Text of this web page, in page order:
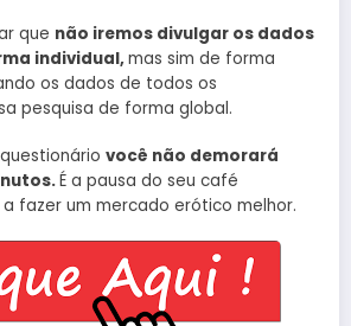
que não iremos divulgar os dados
individual,mas sim de forma
os dados de todos os
pesquisa de forma global.
você não demorará
É a pausa do seu café
fazer um mercado erótico melhor.